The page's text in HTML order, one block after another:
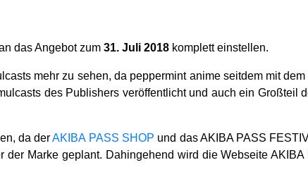
das Angebot zum 31. Juli 2018 komplett einstellen.
mehr zu sehen, da peppermint anime seitdem mit
des Publishers veröffentlicht und auch ein Großteil
da derAKIBA PASS SHOP und das AKIBA PASS
Marke geplant. Dahingehend wird die Webseite